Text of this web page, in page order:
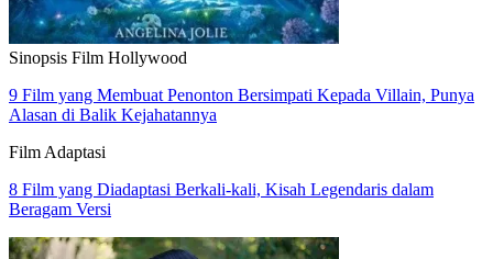
Sinopsis Film Hollywood
9 Film yang Membuat Penonton Bersimpati Kepada Villain, Punya
Alasan di Balik Kejahatannya
Film Adaptasi
8 Film yang Diadaptasi Berkali-kali, Kisah Legendaris dalam
Beragam Versi